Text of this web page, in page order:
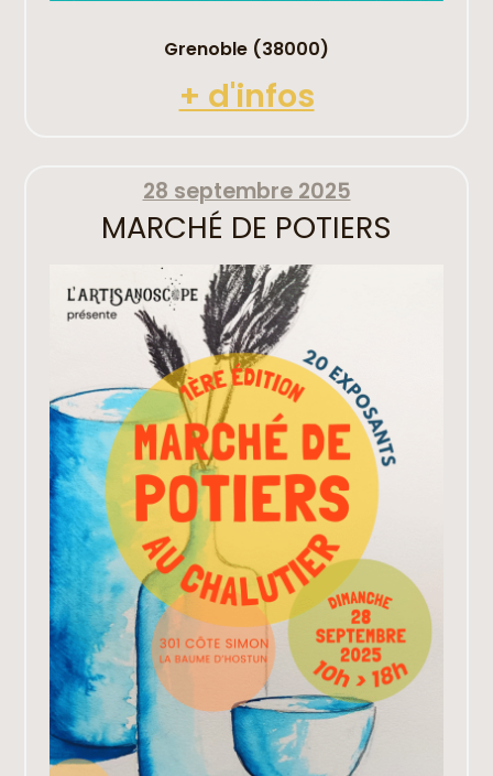
Grenoble (38000)
+ d'infos
28 septembre 2025
MARCHÉ DE POTIERS